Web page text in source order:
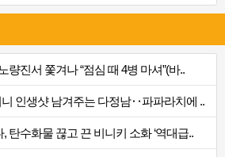
량진서 쫓겨나 “점심 때 4병 마셔”(바..
인생샷 남겨주는 다정남‥파파라치에 ..
탄수화물 끊고 끈 비니키 소화 ‘역대급..